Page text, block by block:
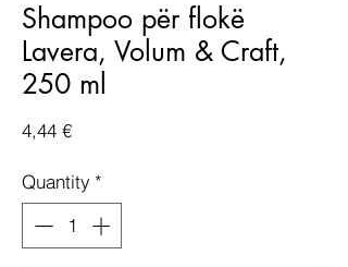
Shampoo për flokë
Lavera, Volum & Craft,
250 ml
4,44 €Price
Quantity *